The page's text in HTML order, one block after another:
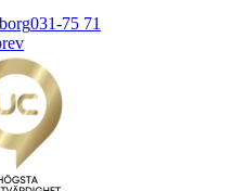
031-75 71